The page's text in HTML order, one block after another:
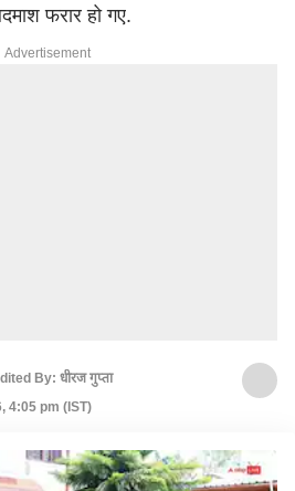
फरार हो गए.
Advertisement
By: धीरज गुप्ता
4:05 pm (IST)